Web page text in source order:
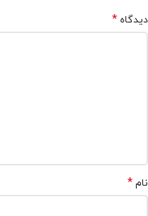
دیدگاه *
نام *